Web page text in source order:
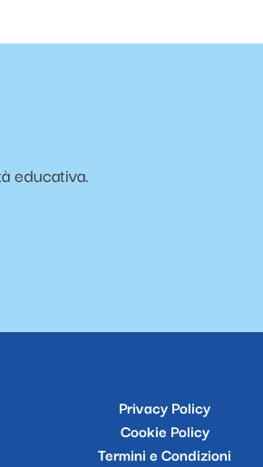
educativa.
Privacy Policy
Cookie Policy
Termini e Condizioni